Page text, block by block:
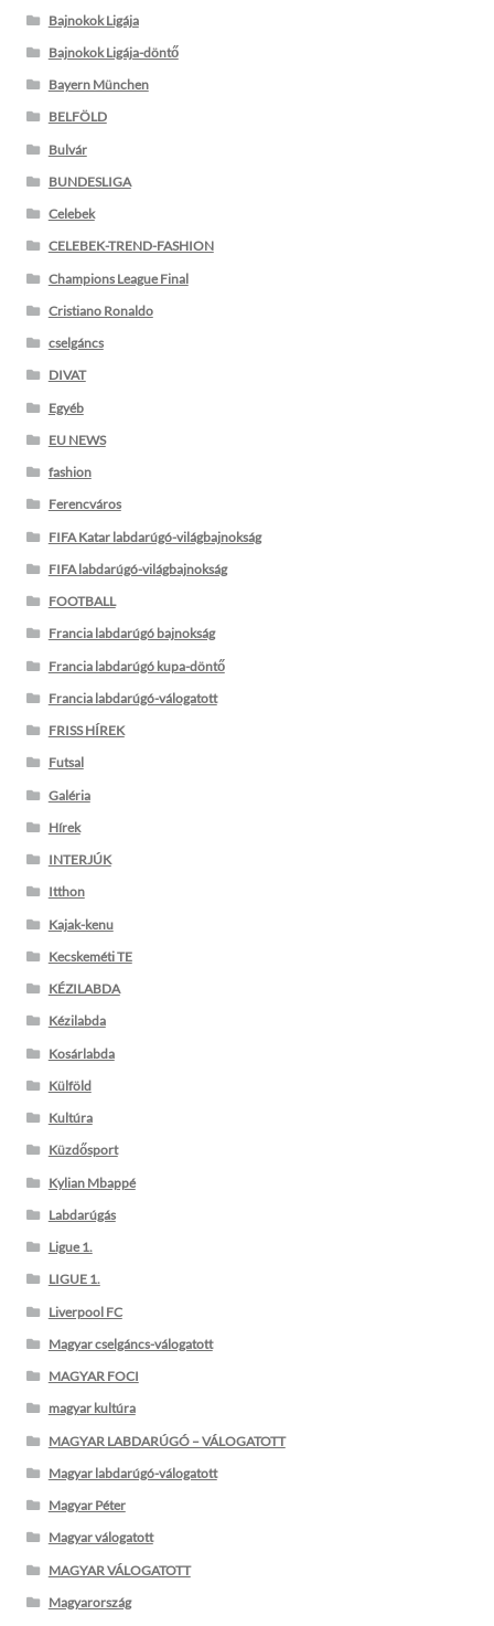
Bajnokok Ligája
Bajnokok Ligája-döntő
Bayern München
BELFÖLD
Bulvár
BUNDESLIGA
Celebek
CELEBEK-TREND-FASHION
Champions League Final
Cristiano Ronaldo
cselgáncs
DIVAT
Egyéb
EU NEWS
fashion
Ferencváros
FIFA Katar labdarúgó-világbajnokság
FIFA labdarúgó-világbajnokság
FOOTBALL
Francia labdarúgó bajnokság
Francia labdarúgó kupa-döntő
Francia labdarúgó-válogatott
FRISS HÍREK
Futsal
Galéria
Hírek
INTERJÚK
Itthon
Kajak-kenu
Kecskeméti TE
KÉZILABDA
Kézilabda
Kosárlabda
Külföld
Kultúra
Küzdősport
Kylian Mbappé
Labdarúgás
Ligue 1.
LIGUE 1.
Liverpool FC
Magyar cselgáncs-válogatott
MAGYAR FOCI
magyar kultúra
MAGYAR LABDARÚGÓ – VÁLOGATOTT
Magyar labdarúgó-válogatott
Magyar Péter
Magyar válogatott
MAGYAR VÁLOGATOTT
Magyarország